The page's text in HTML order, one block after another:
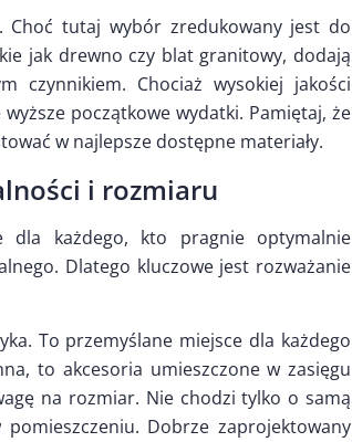
Choć tutaj wybór zredukowany jest do
jak drewno czy blat granitowy, dodają
czynnikiem. Chociaż wysokiej jakości
początkowe wydatki. Pamiętaj, że
w najlepsze dostępne materiały.
i rozmiaru
każdego, kto pragnie optymalnie
Dlatego kluczowe jest rozważanie
To przemyślane miejsce dla każdego
to akcesoria umieszczone w zasięgu
na rozmiar. Nie chodzi tylko o samą
Dobrze zaprojektowany